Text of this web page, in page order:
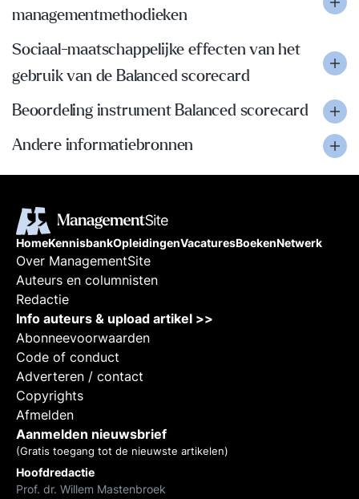
managementmethodieken
Sociaal-maatschappelijke effecten van het
gebruik van de Balanced scorecard
Beoordeling instrument Balanced scorecard
Andere informatiebronnen
HomeKennisbankOpleidingenVacaturesBoekenNetwerk
Over ManagementSite
Auteurs en columnisten
Redactie
Info auteurs & upload artikel >>
Abonneevoorwaarden
Code of conduct
Adverteren / contact
Copyrights
Afmelden
Aanmelden nieuwsbrief
(Gratis toegang tot de nieuwste artikelen)
Hoofdredactie
Prof. dr. Willem Mastenbroek